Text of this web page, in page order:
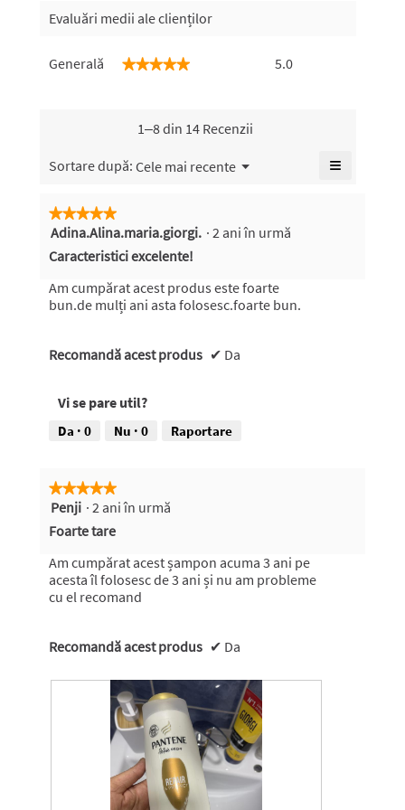
Evaluări medii ale clienților
Generală ★★★★★
★★★★★ 5.0
1–8 din 14 Recenzii
Sortare după: Cele mai recente ▼
Meniu ≡
★★★★★
★★★★★
5
5
stele.
Adina.Alina.maria.giorgi. · 2 ani în urmă
Caracteristici excelente!
Am cumpărat acest produs este foarte
bun.de mulți ani asta folosesc.foarte bun.
Recomandă acest produs ✔ Da
Vi se pare util?
Da · 0 Nu · 0 Raportare
★★★★★
★★★★★
5
5
stele.
Penji · 2 ani în urmă
Foarte tare
Am cumpărat acest șampon acuma 3 ani pe
acesta îl folosesc de 3 ani și nu am probleme
cu el recomand
Recomandă acest produs ✔ Da